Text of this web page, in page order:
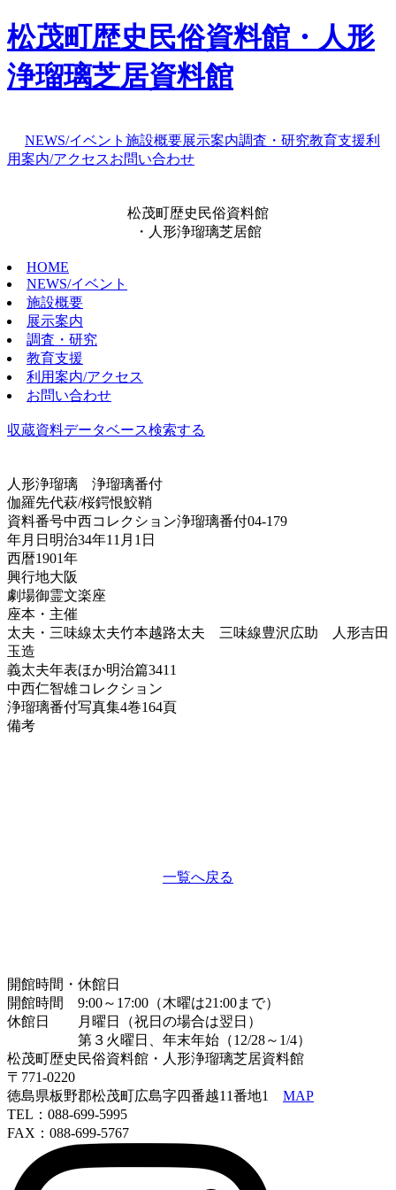
松茂町歴史民俗資料館・人形
浄瑠璃芝居資料館
NEWS/イベント 施設概要展示案内調査・研究教育支援利
用案内/アクセスお問い合わせ
松茂町歴史民俗資料館
・人形浄瑠璃芝居館
HOME
NEWS/イベント
施設概要
展示案内
調査・研究
教育支援
利用案内/アクセス
お問い合わせ
収蔵資料データベース検索する
人形浄瑠璃 浄瑠璃番付
伽羅先代萩/桜鍔恨鮫鞘
資料番号中西コレクション浄瑠璃番付04-179
年月日 明治34年11月1日
西暦1901年
興行地大阪
劇場御霊文楽座
座本・主催
太夫・三味線太夫竹本越路太夫 三味線豊沢広助 人形吉田
玉造
義太夫年表ほか明治篇3411
中西仁智雄コレクション
浄瑠璃番付写真集4巻164頁
備考
一覧へ戻る
開館時間・休館日
開館時間 9:00～17:00（木曜は21:00まで）
休館日 月曜日（祝日の場合は翌日）
第３火曜日、年末年始（12/28～1/4）
松茂町歴史民俗資料館・人形浄瑠璃芝居資料館
〒771-0220
徳島県板野郡松茂町広島字四番越11番地1 MAP
TEL：088-699-5995
FAX：088-699-5767